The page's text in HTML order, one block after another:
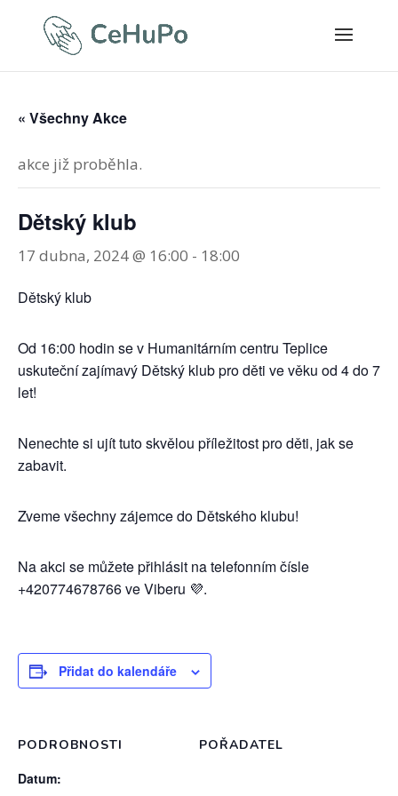
« Všechny Akce
akce již proběhla.
Dětský klub
17 dubna, 2024 @ 16:00 - 18:00
Dětský klub
Od 16:00 hodin se v Humanitárním centru Teplice
uskuteční zajímavý Dětský klub pro děti ve věku od 4 do 7
let!
Nenechte si ujít tuto skvělou příležitost pro děti, jak se
zabavit.
Zveme všechny zájemce do Dětského klubu!
Na akci se můžete přihlásit na telefonním čísle
+420774678766 ve Viberu 💜.
Přidat do kalendáře
PODROBNOSTI
Datum:
POŘADATEL